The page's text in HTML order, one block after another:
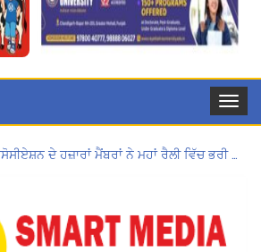
Toggle
ਪੰਜਾਬ ਪੁਲਿਸ ਪੈਨਸ਼ਨਰ ਐਸੋਸੀਏਸ਼ਨ ਦੇ ਹਜ਼ਾਰਾਂ ਮੈਂਬਰਾਂ ਨੇ ਮਹਾਂ ਰੈਲੀ ਵਿੱਚ ਭਰੀ ਹਾਜ਼ਰੀ
Sahib, Amritsar – Punjabi Dunia
एंकरेज में सजेगा “तीज मुटियारां दी” का रंग